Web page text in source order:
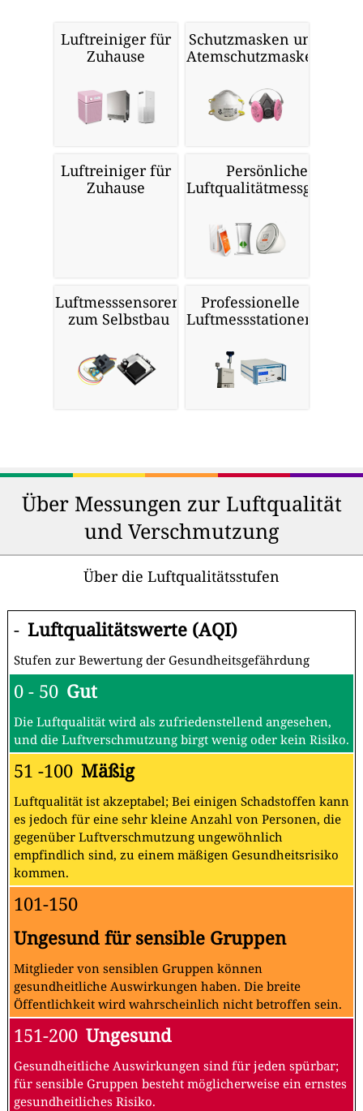
Luftreiniger für
Zuhause
Schutzmasken und
Atemschutzmasken
Luftreiniger für
Zuhause
Persönliche
Luftqualitätmessgeräte
Luftmesssensoren
zum Selbstbau
Professionelle
Luftmessstationen
Über Messungen zur Luftqualität
und Verschmutzung
Über die Luftqualitätsstufen
- Luftqualitätswerte (AQI)
Stufen zur Bewertung der Gesundheitsgefährdung
0 - 50 Gut
Die Luftqualität wird als zufriedenstellend angesehen,
und die Luftverschmutzung birgt wenig oder kein Risiko.
51 -100 Mäßig
Luftqualität ist akzeptabel; Bei einigen Schadstoffen kann
es jedoch für eine sehr kleine Anzahl von Personen, die
gegenüber Luftverschmutzung ungewöhnlich
empfindlich sind, zu einem mäßigen Gesundheitsrisiko
kommen.
101-150
Ungesund für sensible Gruppen
Mitglieder von sensiblen Gruppen können
gesundheitliche Auswirkungen haben. Die breite
Öffentlichkeit wird wahrscheinlich nicht betroffen sein.
151-200 Ungesund
Gesundheitliche Auswirkungen sind für jeden spürbar;
für sensible Gruppen besteht möglicherweise ein ernstes
gesundheitliches Risiko.